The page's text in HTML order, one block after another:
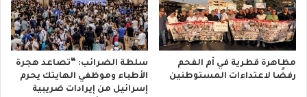
مظاهرة قطرية في أم الفحم
رفضًا لاعتداءات المستوطنين
سلطة الضرائب: “تصاعد هجرة
الأطباء وموظفي الهايتك يحرم
إسرائيل من إيرادات ضريبية